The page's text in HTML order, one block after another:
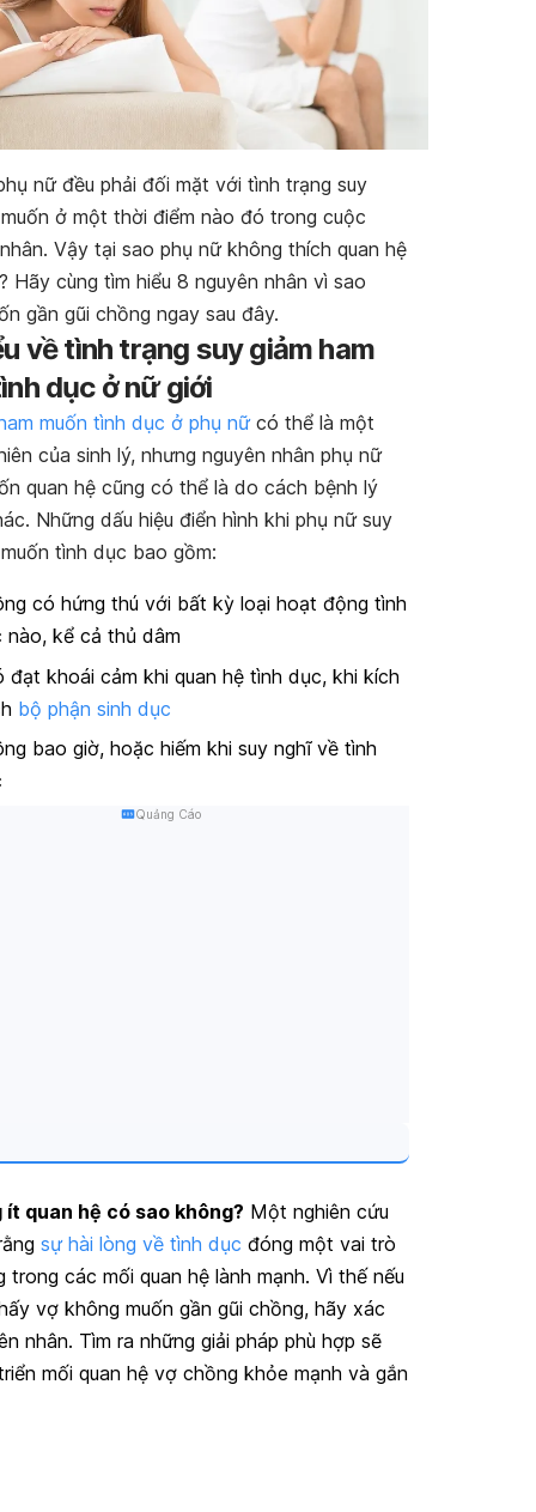
nữ đều phải đối mặt với tình trạng suy
ở một thời điểm nào đó trong cuộc
Vậy tại sao phụ nữ không thích quan hệ
Hãy cùng tìm hiểu 8 nguyên nhân vì sao
gần gũi chồng ngay sau đây.
về tình trạng suy giảm ham
dục ở nữ giới
muốn tình dục ở phụ nữ có thể là một
của sinh lý, nhưng nguyên nhân phụ nữ
quan hệ cũng có thể là do cách bệnh lý
Những dấu hiệu điển hình khi phụ nữ suy
tình dục bao gồm:
có hứng thú với bất kỳ loại hoạt động tình
nào, kể cả thủ dâm
đạt khoái cảm khi quan hệ tình dục, khi kích
bộ phận sinh dục
bao giờ, hoặc hiếm khi suy nghĩ về tình
Quảng Cáo
ít quan hệ có sao không? Một nghiên cứu
sự hài lòng về tình dục đóng một vai trò
trong các mối quan hệ lành mạnh. Vì thế nếu
vợ không muốn gần gũi chồng, hãy xác
nhân. Tìm ra những giải pháp phù hợp sẽ
mối quan hệ vợ chồng khỏe mạnh và gắn